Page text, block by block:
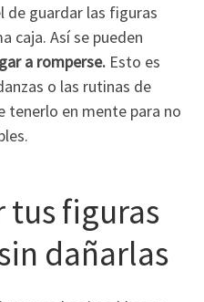
de guardar las figuras
caja. Así se pueden
a romperse. Esto es
o las rutinas de
tenerlo en mente para no
figuras
dañarlas